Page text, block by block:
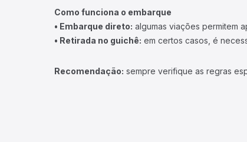
Como funciona o embarque
• Embarque direto: algumas viações permitem
• Retirada no guichê: em certos casos, é
Recomendação: sempre verifique as regras